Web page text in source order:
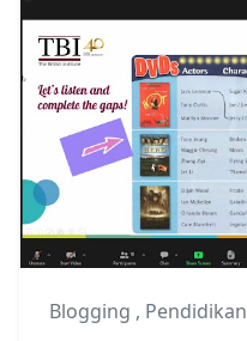
Blogging , Pendidikan